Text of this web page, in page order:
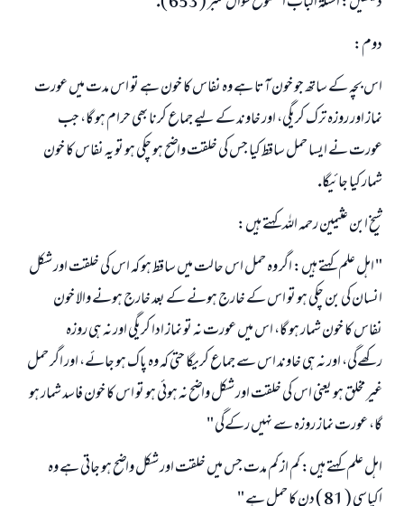
دوم:
اس بچہ كے ساتھ جو خون آتا ہے وہ نفاس كا خون ہے تو اس مدت ميں عورت
نماز اور روزہ ترك كريگى، اور خاوند كے ليے جماع كرنا بھى حرام ہو گا، جب
عورت نے ايسا حمل ساقط كيا جس كى خلقت واضح ہو چكى ہو تو يہ نفاس كا خون
شمار كيا جائيگا.
شيخ ابن عثيمين رحمہ اللہ كہتے ہيں:
" اہل علم كہتے ہيں: اگر وہ حمل اس حالت ميں ساقط ہو كہ اس كى خلقت اور شكل
انسان كى بن چكى ہو تو اس كے خارج ہونے كے بعد خارج ہونے والا خون
نفاس كا خون شمار ہو گا، اس ميں عورت نہ تو نماز ادا كريگى اور نہ ہى روزہ
ركھےگى، اور نہ ہى خاوند اس سے جماع كريگا حتى كہ وہ پاك ہو جائے، اور اگر حمل
غير مخلق ہو يعنى اس كى خلقت اور شكل واضح نہ ہوئى ہو تو اس كا خون فاسد شمار ہو
گا، عورت نماز روزہ سے نہيں ركےگى "
اہل علم كہتے ہيں: كم از كم مدت جس ميں خلقت اور شكل واضح ہو جاتى ہے وہ